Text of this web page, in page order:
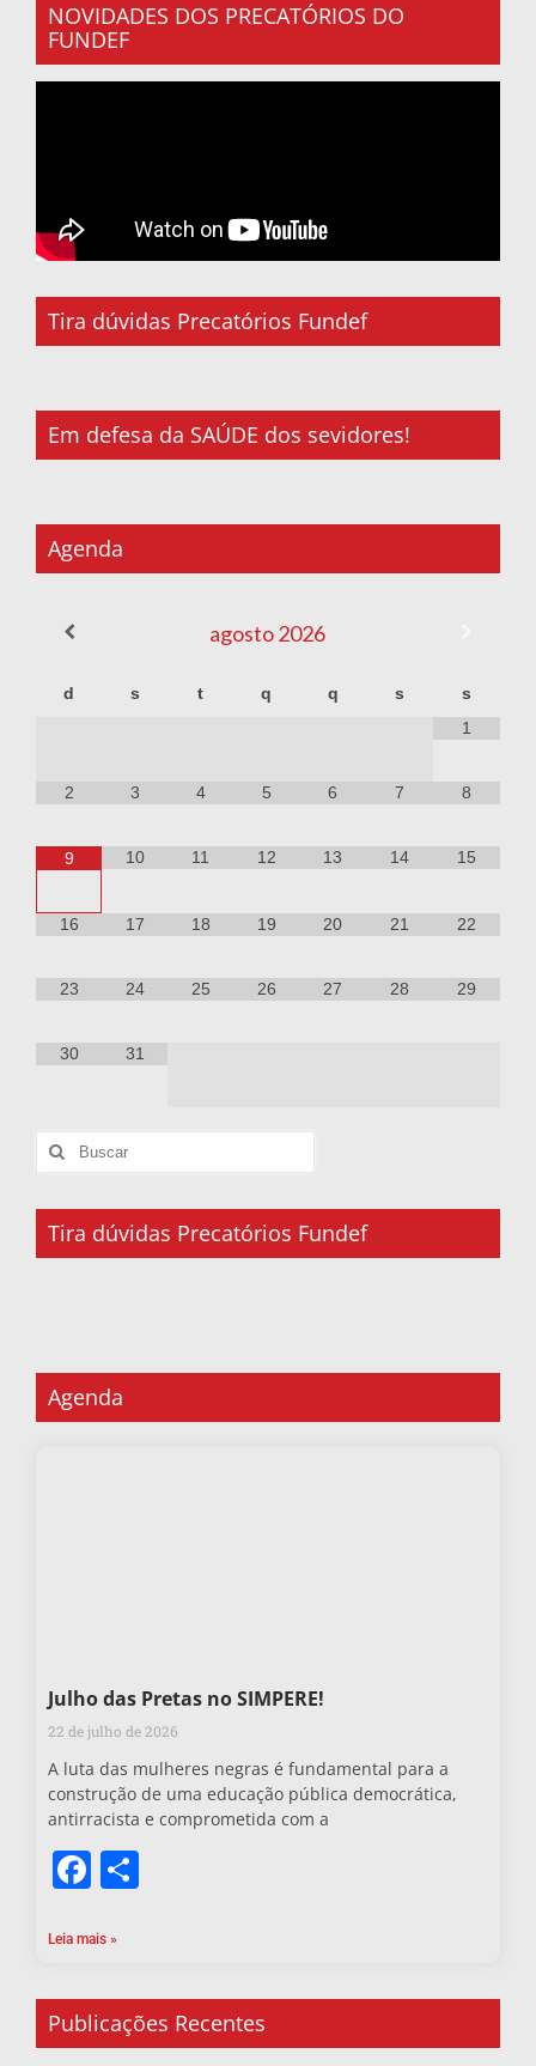
NOVIDADES DOS PRECATÓRIOS DO
FUNDEF
Tira dúvidas Precatórios Fundef
Em defesa da SAÚDE dos sevidores!
Agenda
agosto2026
d s t q q s
s
1
2 3 4 5 6 7 8
9 10 11 12 13 14 15
16 17 18 19 20 21 22
23 24 25 26 27 28 29
30 31
Tira dúvidas Precatórios Fundef
Agenda
Julho das Pretas no SIMPERE!
22 de julho de 2026
A luta das mulheres negras é fundamental para a
construção de uma educação pública democrática,
antirracista e comprometida com a
Facebook
Leia mais »
Publicações Recentes